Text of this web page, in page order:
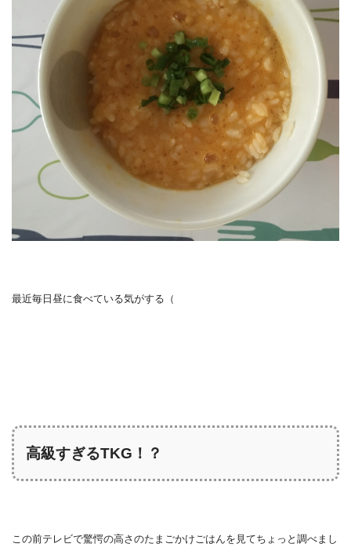
最近毎日昼に食べている気がする（
高級すぎるTKG！？
この前テレビで驚愕の高さのたまごかけごはんを見てちょっと調べまし